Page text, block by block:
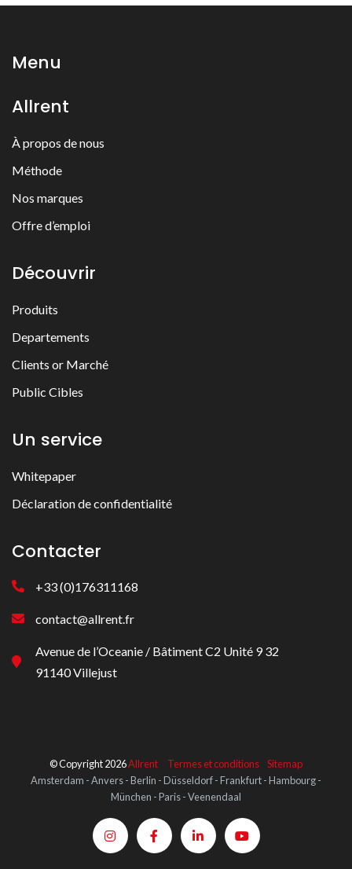
Menu
Allrent
À propos de nous
Méthode
Nos marques
Offre d’emploi
Découvrir
Produits
Departements
Clients or Marché
Public Cibles
Un service
Whitepaper
Déclaration de confidentialité
Contacter
+33 (0)176311168
contact@allrent.fr
Avenue de l’Oceanie / Bâtiment C2 Unité 9 32
91140 Villejust
© Copyright 2026Allrent Termes et conditions
Sitemap
Amsterdam - Anvers - Berlin - Düsseldorf - Frankfurt - Hambourg -
München - Paris - Veenendaal